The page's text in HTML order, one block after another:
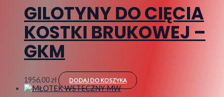
GILOTYNY DO CIĘCIA
KOSTKI BRUKOWEJ –
GKM
1956,00 zł DODAJ DO KOSZYKA